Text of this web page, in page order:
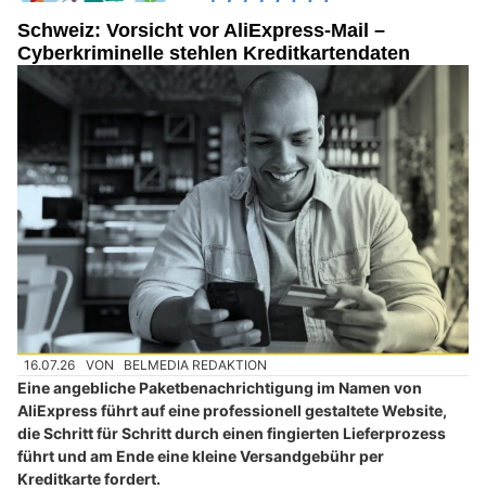
Schweiz: Vorsicht vor AliExpress-Mail –
Cyberkriminelle stehlen Kreditkartendaten
16.07.26 VON BELMEDIA REDAKTION
Eine angebliche Paketbenachrichtigung im Namen von
AliExpress führt auf eine professionell gestaltete Website,
die Schritt für Schritt durch einen fingierten Lieferprozess
führt und am Ende eine kleine Versandgebühr per
Kreditkarte fordert.